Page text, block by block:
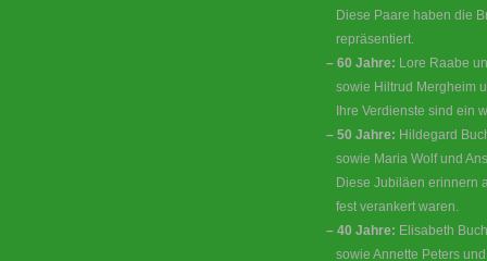
Diese Paare haben die
repräsentiert.
– 60 Jahre: Lore Raabe
sowie Hiltrud Mergheim
Ihre Verdienste sind ein
– 50 Jahre: Hildegard
sowie Maria Wolf und
Diese Jubiläen erinnern
fest verankert waren.
– 40 Jahre: Elisabeth
sowie Annette Peters